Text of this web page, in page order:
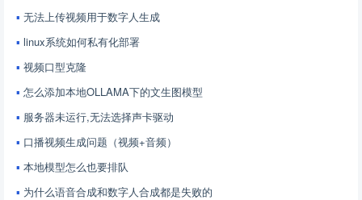
无法上传视频用于数字人生成
linux系统如何私有化部署
视频口型克隆
怎么添加本地OLLAMA下的文生图模型
服务器未运行,无法选择声卡驱动
口播视频生成问题（视频+音频）
本地模型怎么也要排队
为什么语音合成和数字人合成都是失败的